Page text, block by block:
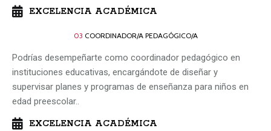
EXCELENCIA ACADÉMICA
03 COORDINADOR/A PEDAGÓGICO/A
Podrías desempeñarte como coordinador pedagógico en
instituciones educativas, encargándote de diseñar y
supervisar planes y programas de enseñanza para niños en
edad preescolar..
EXCELENCIA ACADÉMICA